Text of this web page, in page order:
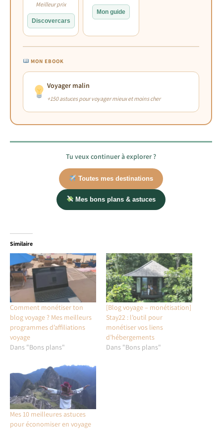
Meilleur prix
Discovercars
Mon guide
MON EBOOK
Voyager malin
+150 astuces pour voyager mieux et moins cher
Tu veux continuer à explorer ?
Toutes mes destinations
Mes bons plans & astuces
Similaire
Comment monétiser ton
blog voyage ? Mes meilleurs
programmes d’affiliations
voyage
Dans "Bons plans"
[Blog voyage – monétisation]
Stay22 : l’outil pour
monétiser vos liens
d’hébergements
Dans "Bons plans"
Mes 10 meilleures astuces
pour économiser en voyage